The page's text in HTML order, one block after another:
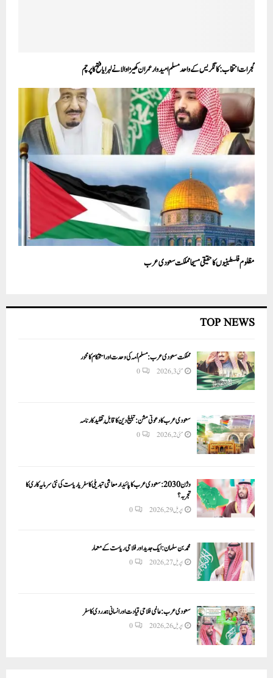
گجرات انتخاب: کانگریس کے واحد مسلم امیدوار عمران کھیڑاوالا نے لہرایا فتح کا پرچم
مظلوم فلسطینیوں کا حقیقی مسیحا مملکت سعودی عرب
TOP NEWS
مملکت سعودی عرب: مسلم اُمہ کی وحدت اور استحکام کا محور
مئی 3, 2026 0
سعودی عرب کا دعوتی مشن: تبلیغ دین کا قابلِ تقلید کارنامہ
مئی 2, 2026 0
وژن 2030:سعودی عرب کا پائیدار معاشی تبدیلی کا سفر یا ریاست کی نئی سرمایہ کاری کا
تجربہ؟
اپریل 29, 2026 0
محمد بن سلمان: ایک جدید اور فلاحی ریاست کے معمار
اپریل 27, 2026 0
سعودی عرب: عالمی فلاحی قیادت اور انسانی ہمدردی کا سفر
اپریل 26, 2026 0